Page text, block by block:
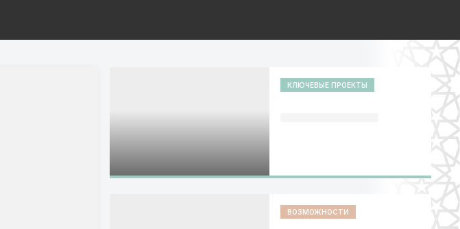
КЛЮЧЕВЫЕ ПРОЕКТЫ
ВОЗМОЖНОСТИ